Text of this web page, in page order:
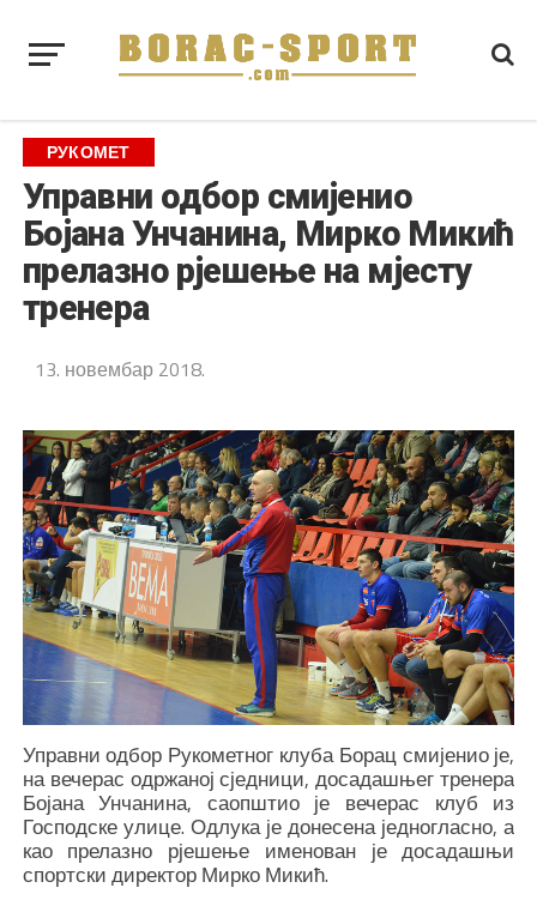
РУКОМЕТ
Управни одбор смијенио
Бојана Унчанина, Мирко Микић
прелазно рјешење на мјесту
тренера
13. новембар 2018.
Управни одбор Рукометног клуба Борац смијенио је,
на вечерас одржаној сједници, досадашњег тренера
Бојана Унчанина, саопштио је вечерас клуб из
Господске улице. Одлука је донесена једногласно, а
као прелазно рјешење именован је досадашњи
спортски директор Мирко Микић.